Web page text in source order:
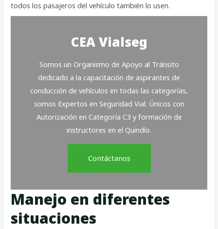
todos los pasajeros del vehículo también lo usen.
CEA Vialseg
Somos un Organismo de Apoyo al Tránsito
dedicado a la capacitación de aspirantes de
conducción de vehículos en todas las categorías,
somos Expertos en Seguridad Vial. Únicos con
Autorización en Categoría C3 y formación de
instructores en el Quindío.
Contáctanos
Manejo en diferentes
situaciones